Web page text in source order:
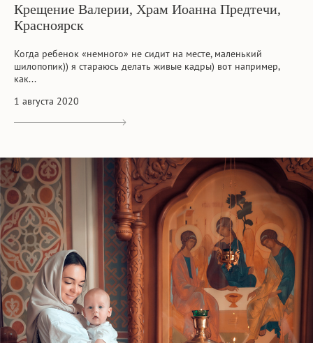
Крещение Валерии, Храм Иоанна Предтечи,
Красноярск
Когда ребенок «немного» не сидит на месте, маленький
шилопопик)) я стараюсь делать живые кадры) вот например,
как...
1 августа 2020